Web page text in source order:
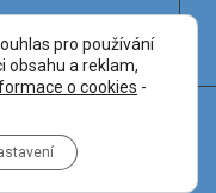
|Šablona:
pro používání
obsahu a reklam,
o cookies -